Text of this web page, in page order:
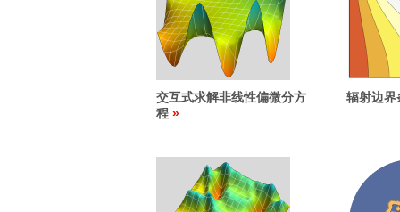
交互式求解非线性偏微分方
程
辐射边界